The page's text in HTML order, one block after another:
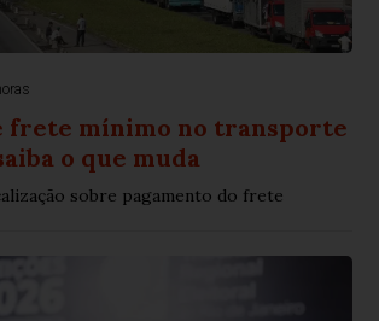
frete mínimo no transporte
o que muda
sobre pagamento do frete